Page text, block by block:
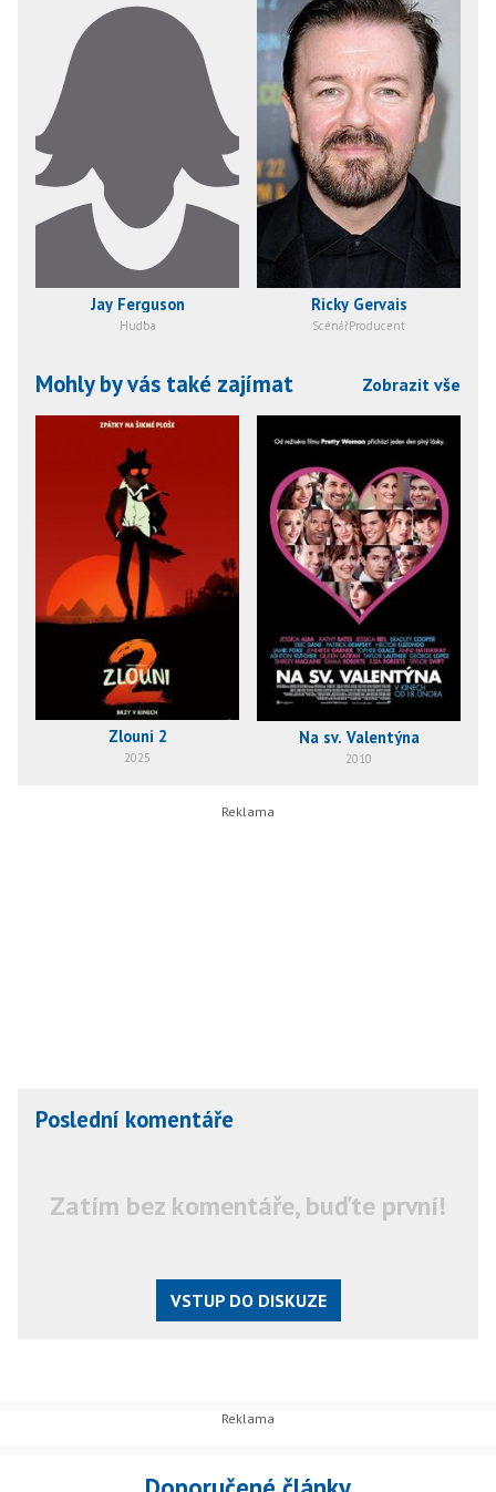
Jay Ferguson
Hudba
Ricky Gervais
ScénářProducent
Mohly by vás také zajímat Zobrazit vše
Zlouni 2
2025
Na sv. Valentýna
2010
Poslední komentáře
Zatím bez komentáře, buďte první!
VSTUP DO DISKUZE